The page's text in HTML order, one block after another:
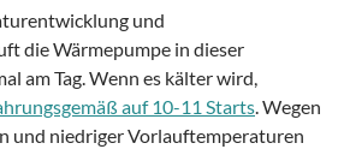
und
die Wärmepumpe in dieser
am Tag. Wenn es kälter wird,
auf 10-11 Starts. Wegen
und niedriger Vorlauftemperaturen